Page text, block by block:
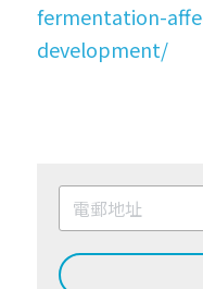
fermentation-
development/